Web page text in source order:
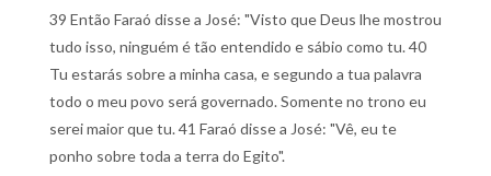
39 Então Faraó disse a José: "Visto que Deus lhe mostrou
tudo isso, ninguém é tão entendido e sábio como tu. 40
Tu estarás sobre a minha casa, e segundo a tua palavra
todo o meu povo será governado. Somente no trono eu
serei maior que tu. 41 Faraó disse a José: "Vê, eu te
ponho sobre toda a terra do Egito".